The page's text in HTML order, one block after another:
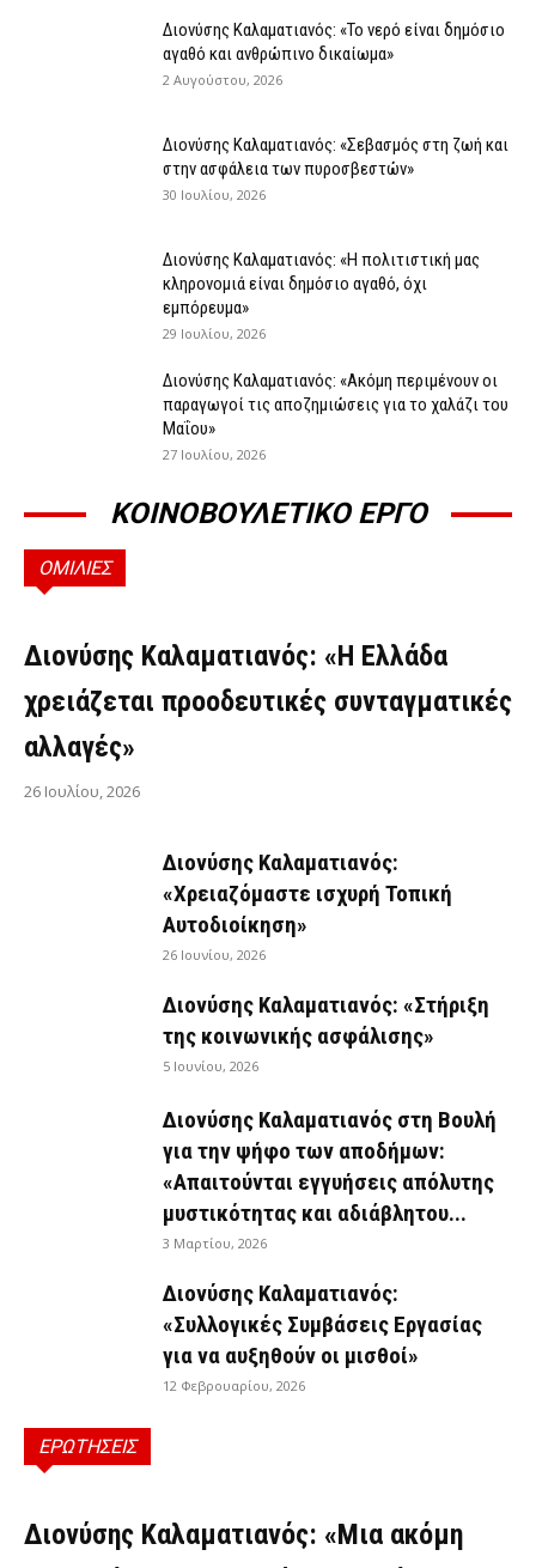
Διονύσης Καλαματιανός: «Το νερό είναι δημόσιο
αγαθό και ανθρώπινο δικαίωμα»
2 Αυγούστου, 2026
Διονύσης Καλαματιανός: «Σεβασμός στη ζωή και
στην ασφάλεια των πυροσβεστών»
30 Ιουλίου, 2026
Διονύσης Καλαματιανός: «Η πολιτιστική μας
κληρονομιά είναι δημόσιο αγαθό, όχι
εμπόρευμα»
29 Ιουλίου, 2026
Διονύσης Καλαματιανός: «Ακόμη περιμένουν οι
παραγωγοί τις αποζημιώσεις για το χαλάζι του
Μαΐου»
27 Ιουλίου, 2026
ΚΟΙΝΟΒΟΥΛΕΤΙΚΟ ΕΡΓΟ
ΟΜΙΛΙΕΣ
ΟΜΙΛΊΕΣ
Διονύσης Καλαματιανός: «Η Ελλάδα
χρειάζεται προοδευτικές συνταγματικές
αλλαγές»
26 Ιουλίου, 2026
Διονύσης Καλαματιανός:
«Χρειαζόμαστε ισχυρή Τοπική
Αυτοδιοίκηση»
26 Ιουνίου, 2026
Διονύσης Καλαματιανός: «Στήριξη
της κοινωνικής ασφάλισης»
5 Ιουνίου, 2026
Διονύσης Καλαματιανός στη Βουλή
για την ψήφο των αποδήμων:
«Απαιτούνται εγγυήσεις απόλυτης
μυστικότητας και αδιάβλητου...
3 Μαρτίου, 2026
Διονύσης Καλαματιανός:
«Συλλογικές Συμβάσεις Εργασίας
για να αυξηθούν οι μισθοί»
12 Φεβρουαρίου, 2026
ΕΡΩΤΗΣΕΙΣ
ΕΡΩΤΉΣΕΙΣ
Διονύσης Καλαματιανός: «Μια ακόμη